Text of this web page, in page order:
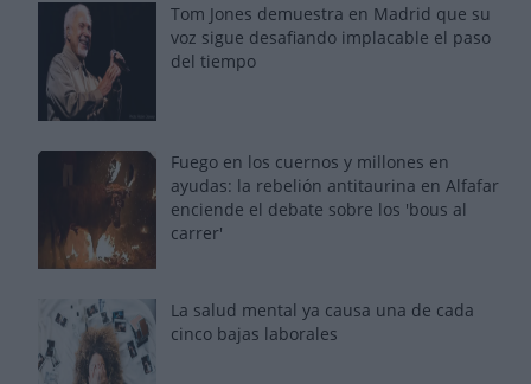
Tom Jones demuestra en Madrid que su
voz sigue desafiando implacable el paso
del tiempo
Fuego en los cuernos y millones en
ayudas: la rebelión antitaurina en Alfafar
enciende el debate sobre los 'bous al
carrer'
La salud mental ya causa una de cada
cinco bajas laborales